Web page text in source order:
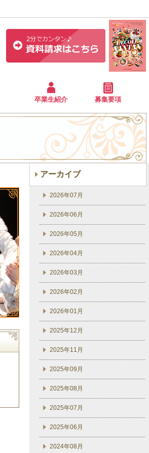
卒業生紹介 募集要項
アーカイブ
2026年07月
2026年06月
2026年05月
2026年04月
2026年03月
2026年02月
2026年01月
2025年12月
2025年11月
2025年09月
2025年08月
2025年07月
2025年06月
2024年08月